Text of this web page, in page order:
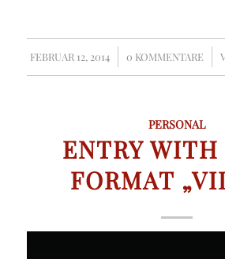
FEBRUAR 12, 2014
/ 0 KOMMENTARE
/
PERSONAL
ENTRY WITH
FORMAT